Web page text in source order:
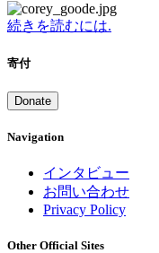
続きを読むには.
寄付
Donate
Navigation
インタビュー
お問い合わせ
Privacy Policy
Other Official Sites